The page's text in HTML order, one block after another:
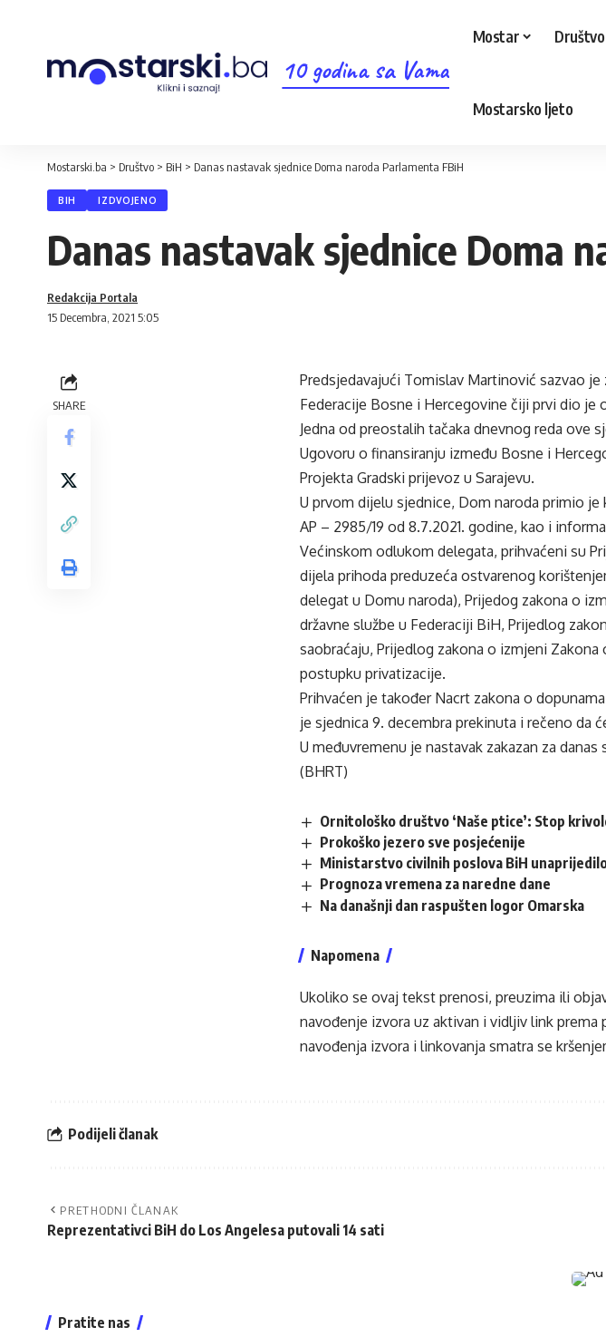
10 godina sa Vama
Mostar Društvo
Mostarsko ljeto
Mostarski.ba > Društvo > BiH > Danas nastavak sjednice Doma naroda Parlamenta FBiH
BIH IZDVOJENO
Danas nastavak sjednice Doma
15 Decembra, 2021 5:05
Redakcija Portala
SHARE
Predsjedavajući Tomislav Martinović sazvao je
Federacije Bosne i Hercegovine čiji prvi dio je
Jedna od preostalih tačaka dnevnog reda ove
Ugovoru o finansiranju između Bosne i
Projekta Gradski prijevoz u Sarajevu.
U prvom dijelu sjednice, Dom naroda primio
AP – 2985/19 od 8.7.2021. godine, kao i
Većinskom odlukom delegata, prihvaćeni su
dijela prihoda preduzeća ostvarenog
delegat u Domu naroda), Prijedog zakona o
državne službe u Federaciji BiH, Prijedlog
saobraćaju, Prijedlog zakona o izmjeni
postupku privatizacije.
Prihvaćen je također Nacrt zakona o
je sjednica 9. decembra prekinuta i rečeno da
U međuvremenu je nastavak zakazan za danas
(BHRT)
Ornitološko društvo ‘Naše ptice’: Stop
Prokoško jezero sve posjećenije
Ministarstvo civilnih poslova BiH
Prognoza vremena za naredne dane
Na današnji dan raspušten logor Omarska
Napomena
Ukoliko se ovaj tekst prenosi, preuzima ili
navođenje izvora uz aktivan i vidljiv link prema
navođenja izvora i linkovanja smatra se
Podijeli članak
PRETHODNI ČLANAK
Reprezentativci BiH do Los Angelesa putovali 14 sati
Pratite nas